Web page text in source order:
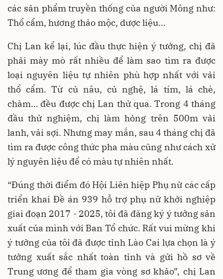
các sản phẩm truyền thống của người Mông như:
Thổ cẩm, hương thảo mộc, dược liệu…
Chị Lan kể lại, lúc đầu thực hiện ý tưởng, chị đã
phải mày mò rất nhiều để làm sao tìm ra được
loại nguyên liệu tự nhiên phù hợp nhất với vải
thổ cẩm. Từ củ nâu, củ nghệ, lá tím, lá chè,
chàm… đều được chị Lan thử qua. Trong 4 tháng
đầu thử nghiệm, chị làm hỏng trên 500m vải
lanh, vải sợi. Nhưng may mắn, sau 4 tháng chị đã
tìm ra được công thức pha màu cũng như cách xử
lý nguyên liệu để có màu tự nhiên nhất.
“Đúng thời điểm đó Hội Liên hiệp Phụ nữ các cấp
triển khai Đề án 939 hỗ trợ phụ nữ khởi nghiệp
giai đoạn 2017 - 2025, tôi đã đăng ký ý tưởng sản
xuất của mình với Ban Tổ chức. Rất vui mừng khi
ý tưởng của tôi đã được tỉnh Lào Cai lựa chọn là ý
tưởng xuất sắc nhất toàn tỉnh và gửi hồ sơ về
Trung ương để tham gia vòng sơ khảo”, chị Lan